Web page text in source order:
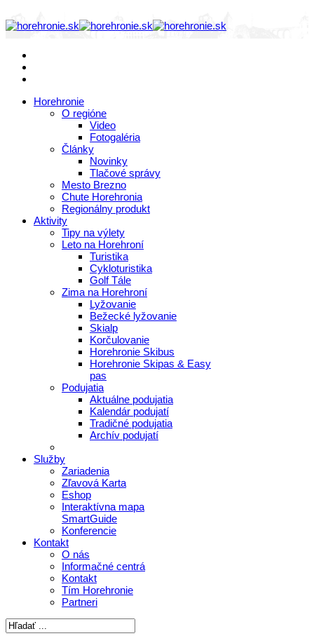
Horehronie
O regióne
Video
Fotogaléria
Články
Novinky
Tlačové správy
Mesto Brezno
Chute Horehronia
Regionálny produkt
Aktivity
Tipy na výlety
Leto na Horehroní
Turistika
Cykloturistika
Golf Tále
Zima na Horehroní
Lyžovanie
Bežecké lyžovanie
Skialp
Korčulovanie
Horehronie Skibus
Horehronie Skipas & Easy
pas
Podujatia
Aktuálne podujatia
Kalendár podujatí
Tradičné podujatia
Archív podujatí
Služby
Zariadenia
Zľavová Karta
Eshop
Interaktívna mapa
SmartGuide
Konferencie
Kontakt
O nás
Informačné centrá
Kontakt
Tím Horehronie
Partneri